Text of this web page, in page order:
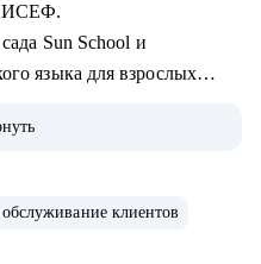
Sun School и
языка для взрослых
США, высшее
в ЧГУ, РФ.
проекта с 0, вывела в
клиентов